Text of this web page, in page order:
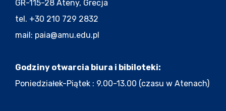
GR-115-28 Ateny, Grecja
tel. +30 210 729 2832
mail: paia@amu.edu.pl
Godziny otwarcia biura i bibiloteki:
Poniedziałek-Piątek : 9.00-13.00 (czasu w Atenach)